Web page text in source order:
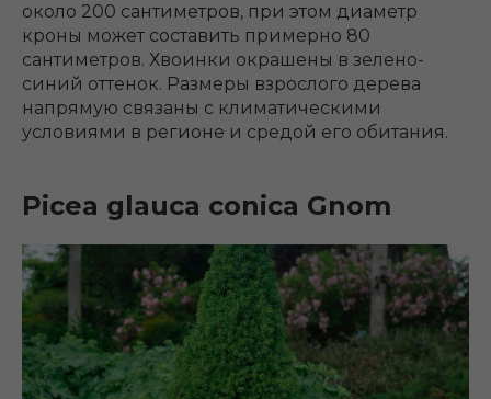
около 200 сантиметров, при этом диаметр
кроны может составить примерно 80
сантиметров. Хвоинки окрашены в зелено-
синий оттенок. Размеры взрослого дерева
напрямую связаны с климатическими
условиями в регионе и средой его обитания.
Picea glauca conica Gnom